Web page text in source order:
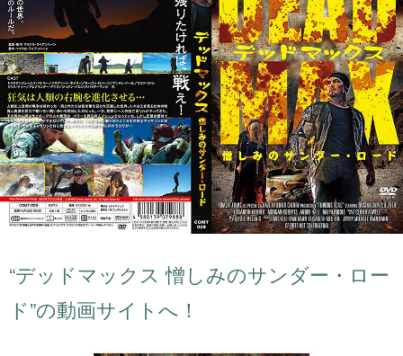
“デッドマックス 憎しみのサンダー・ロー
ド”の動画サイトへ！